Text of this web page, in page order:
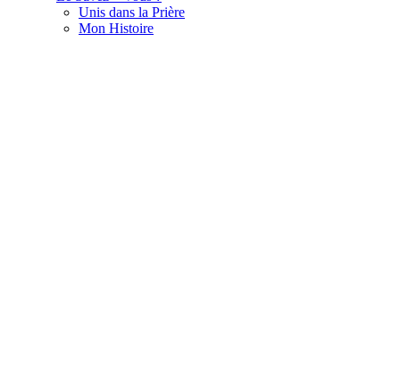
Unis dans la Prière
Mon Histoire